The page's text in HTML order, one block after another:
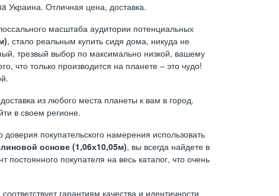
Украина. Отличная цена, доставка.
масштаба аудитории потенциальных
, стало реальным купить сидя дома, никуда не
трезвый выбор по максимально низкой, вашему
что только производится на планете – это чудо!
из любого места планеты к вам в город.
в своем регионе.
покупательского намерения использовать
основе (1,06х10,05м), вы всегда найдете в
покупателя на весь каталог, что очень
гарантиям качества и идентичности